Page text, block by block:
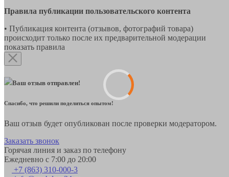
Правила публикации пользовательского контента
• Публикация контента (отзывов, фотографий товара)
происходит только после их предварительной модерации
показать правила
Ваш отзыв отправлен!
Спасибо, что решили поделиться опытом!
Ваш отзыв будет опубликован после проверки модератором.
Заказать звонок
Горячая линия и заказ по телефону
Ежедневно с 7:00 до 20:00
+7 (863) 310-000-3